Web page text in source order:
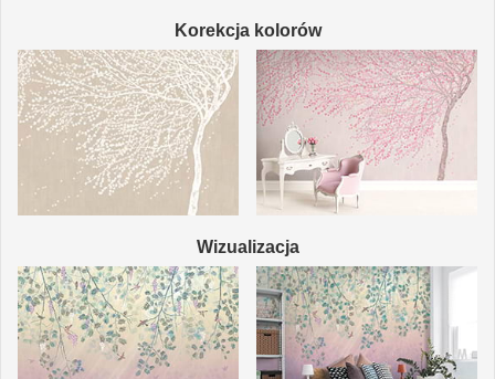
Korekcja kolorów
Wizualizacja